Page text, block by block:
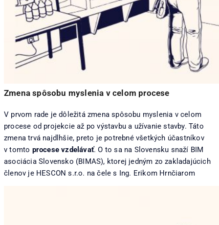
Zmena spôsobu myslenia v celom procese
V prvom rade je dôležitá zmena spôsobu myslenia v celom
procese od projekcie až po výstavbu a užívanie stavby. Táto
zmena trvá najdlhšie, preto je potrebné všetkých účastníkov
v tomto procese vzdelávať. O to sa na Slovensku snaží BIM
asociácia Slovensko (BIMAS), ktorej jedným zo zakladajúcich
členov je HESCON s.r.o. na čele s Ing. Erikom Hrnčiarom